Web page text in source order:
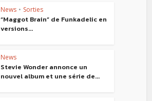
News • Sorties
“Maggot Brain” de Funkadelic en
versions...
News
Stevie Wonder annonce un
nouvel album et une série de...